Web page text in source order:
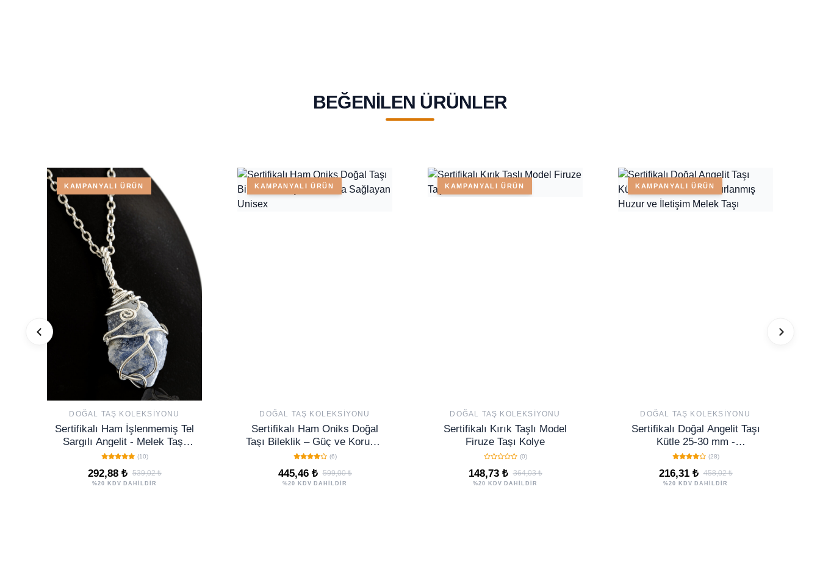
BEĞENILEN ÜRÜNLER
KAMPANYALI ÜRÜN
DOĞAL TAŞ KOLEKSIYONU
Sertifikalı Ham İşlenmemiş Tel
Sargılı Angelit - Melek Taşı
Kolye (10)
292,88 ₺ 539,02 ₺
%20 KDV DAHİLDİR
KAMPANYALI ÜRÜN
DOĞAL TAŞ KOLEKSIYONU
Sertifikalı Ham Oniks Doğal
Taşı Bileklik – Güç ve Koruma
Sağlayan Unisex
(6)
445,46 ₺ 599,00 ₺
%20 KDV DAHİLDİR
KAMPANYALI ÜRÜN
DOĞAL TAŞ KOLEKSIYONU
Sertifikalı Kırık Taşlı Model
Firuze Taşı Kolye
(0)
148,73 ₺ 364,03 ₺
%20 KDV DAHİLDİR
KAMPANYALI ÜRÜN
DOĞAL TAŞ KOLEKSIYONU
Sertifikalı Doğal Angelit Taşı
Kütle 25-30 mm -
Tamburlanmış Huzur ve
İletişim Melek Taşı
(28)
216,31 ₺ 458,02 ₺
%20 KDV DAHİLDİR